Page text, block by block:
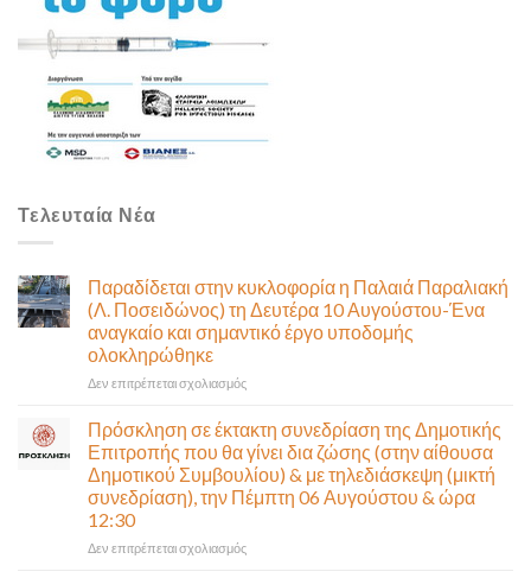
Τελευταία Νέα
Παραδίδεται στην κυκλοφορία η Παλαιά Παραλιακή
(Λ. Ποσειδώνος) τη Δευτέρα 10 Αυγούστου-Ένα
αναγκαίο και σημαντικό έργο υποδομής
ολοκληρώθηκε
Δεν επιτρέπεται σχολιασμόςστο
κυκλοφορία
η
Παλαιά
Παραλιακή
Ποσειδώνος)
Πρόσκληση σε έκτακτη συνεδρίαση της Δημοτικής
Επιτροπής που θα γίνει δια ζώσης (στην αίθουσα
Δημοτικού Συμβουλίου) & με τηλεδιάσκεψη (μικτή
συνεδρίαση), την Πέμπτη 06 Αυγούστου & ώρα
12:30
Δεν επιτρέπεται σχολιασμόςστο